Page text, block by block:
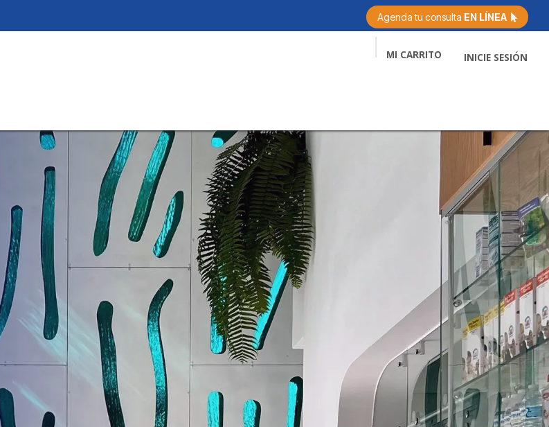
Agenda tu consulta EN LÍNEA
MI CARRITO INICIE SESIÓN